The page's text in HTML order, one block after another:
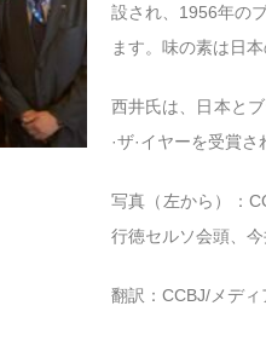
設され、1956年の
ます。味の素は日
西井氏は、日本と
·ザ·イヤーを受賞さ
写真（左から）：
行徳セルソ会頭、今
翻訳：CCBJ/メディ